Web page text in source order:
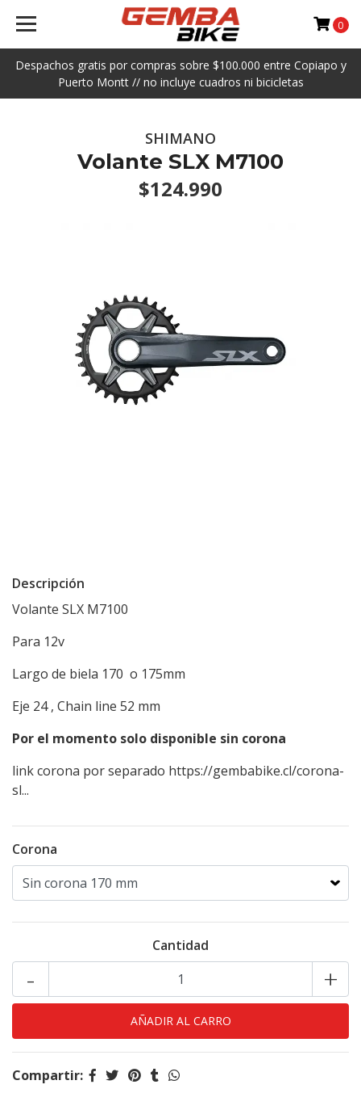
Despachos gratis por compras sobre $100.000 entre Copiapo y
Puerto Montt // no incluye cuadros ni bicicletas
0
SHIMANO
Volante SLX M7100
$124.990
Descripción
Volante SLX M7100
Para 12v
Largo de biela 170 o 175mm
Eje 24 , Chain line 52 mm
Por el momento solo disponible sin corona
link corona por separado https://gembabike.cl/corona-
sl...
Corona
Cantidad
+
-
Compartir: